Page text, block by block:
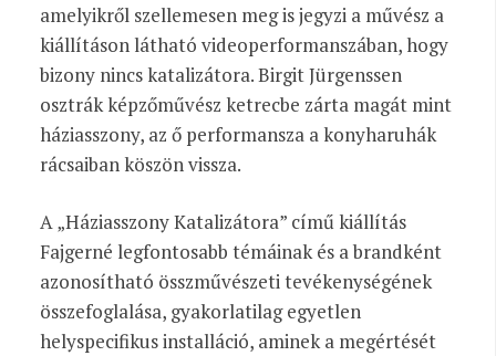
amelyikről szellemesen meg is jegyzi a művész a
kiállításon látható videoperformanszában, hogy
bizony nincs katalizátora. Birgit Jürgenssen
osztrák képzőművész ketrecbe zárta magát mint
háziasszony, az ő performansza a konyharuhák
rácsaiban köszön vissza.
A „Háziasszony Katalizátora” című kiállítás
Fajgerné legfontosabb témáinak és a brandként
azonosítható összművészeti tevékenységének
összefoglalása, gyakorlatilag egyetlen
helyspecifikus installáció, aminek a megértését